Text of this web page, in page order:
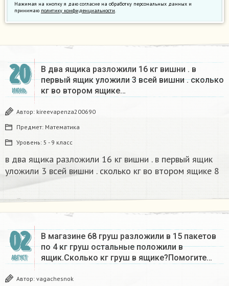
Нажимая на кнопку я даю согласие на обработку персональных данных и
принимаю политику конфиденциальности.
20
ИЮНЬ
В два ящика разложили 16 кг вишни . в
первый ящик уложили 3 всей вишни . сколько
кг во втором ящике…
Автор: kireevapenza200690
Предмет: Математика
Уровень: 5 - 9 класс
в два ящика разложили 16 кг вишни . в первый ящик
уложили 3 всей вишни . сколько кг во втором ящике 8
02
АВГУСТ
В магазине 68 груш разложили в 15 пакетов
по 4 кг груш остальные положили в
ящик.Сколько кг груш в ящике?Помогите…
Автор: vagachesnok